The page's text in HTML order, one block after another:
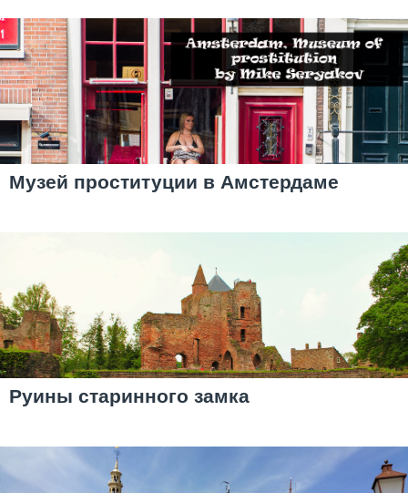
Музей проституции в Амстердаме
Руины старинного замка